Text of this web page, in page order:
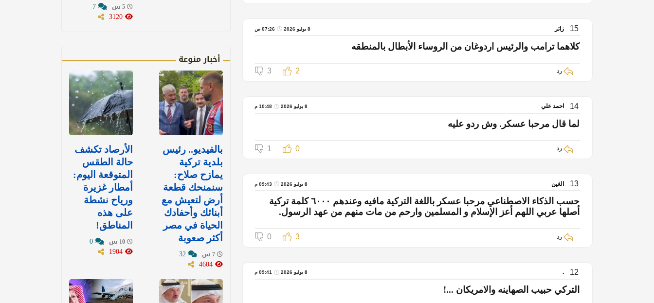
15 زائر 8 يوليو 2026 07:26 ص
كلاهما ترامب والرئيس اردوغان من الروساء الأبطال بالمنطقه
رد 2
3
14 احمد علي 8 يوليو 2026 10:48 م
لما قال مرحبا عسكر. وش ردو عليه
رد 0
1
13 الغين 8 يوليو 2026 09:43 م
حسب الذكاء الاصطناعي مرحبا عسكر باللغة التركية مافيه وعندهم ٦٠٠٠ كلمة تركية
أصلها عربي اللهم أعز الإسلام و المسلمين وارحم من مات منهم من عهد الرسول.
رد 3
0
12
. 8 يوليو 2026 09:41 م
التركي حبيب الصهاينه والامريكان ...!
أخبار منوعة
بالفيديو.. رئيس
بلدية تركية
يمازح صلاح:
سنمنحك قطعة
أرض لتعيش مع
أبنائك وأحفادك
الحياة في مصر
أكثر صعوبة
الأرصاد تكشف
حالة الطقس
المتوقعة اليوم:
أمطار غزيرة
ورياح نشطة
على هذه
المناطق!